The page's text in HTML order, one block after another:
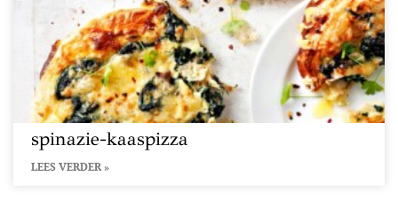
spinazie-kaaspizza
LEES VERDER »